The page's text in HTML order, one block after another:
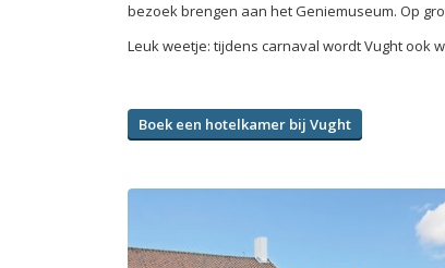
bezoek brengen aan het Geniemuseum. Op
Leuk weetje: tijdens carnaval wordt Vught ook
Boek een hotelkamer bij Vught